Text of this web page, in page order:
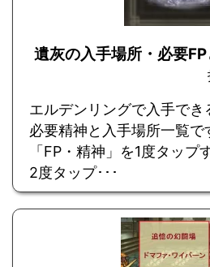
遺灰の入手場所・必要
エルデンリングで入手でき
必要精神と入手場所一覧で
「FP・精神」を1度タップ
2度タップ･･･